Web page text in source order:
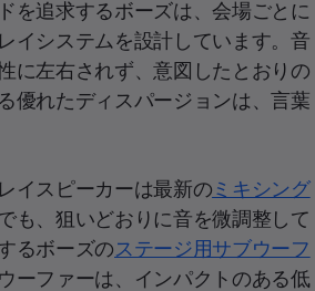
を追求するボーズは、会場ごとに
イシステムを設計しています。音
に左右されず、意図したとおりの
優れたディスパージョンは、言葉
イスピーカーは最新のミキシング
も、狙いどおりに音を微調整して
るボーズのステージ用サブウーフ
ーファーは、インパクトのある低